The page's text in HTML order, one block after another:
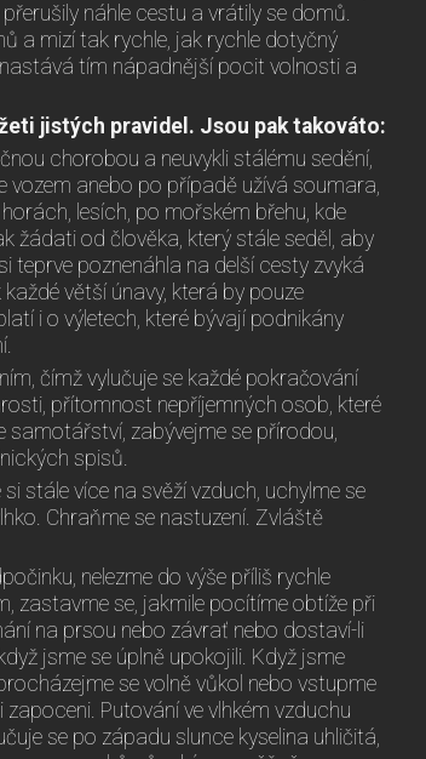
náhle cestu a vrátily se domů.
a mizí tak rychle, jak rychle dotyčný
tím nápadnější pocit volnosti a
jistých pravidel. Jsou pak takováto:
chorobou a neuvykli stálému sedění,
anebo po případě užívá soumara,
lesích, po mořském břehu, kde
žádati od člověka, který stále seděl, aby
teprve poznenáhla na delší cesty zvyká
větší únavy, která by pouze
i o výletech, které bývají podnikány
čímž vylučuje se každé pokračování
přítomnost nepříjemných osob, které
samotářství, zabývejme se přírodou,
spisů.
stále více na svěží vzduch, uchylme se
Chraňme se nastuzení. Zvláště
nelezme do výše příliš rychle
zastavme se, jakmile pocítíme obtíže při
na prsou nebo závrať nebo dostaví-li
jsme se úplně upokojili. Když jsme
se volně vůkol nebo vstupme
Putování ve vlhkém vzduchu
se po západu slunce kyselina uhličitá,